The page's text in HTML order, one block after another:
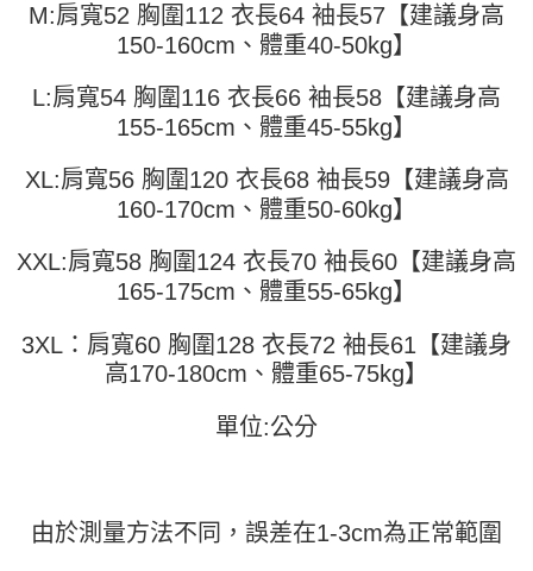
成交易。
3.實際核准額度、可分期數及費用金額請依後續交易確認頁面所載為準。
4.訂單成立30分鐘內，如未前往確認交易或遇審核未通過，訂單將自動取
法說明評估內容。
【繳款方式說明】
1.分期款項不併入電信帳單，「大哥付你分期」於每月結算日後寄送繳費提
2.透過簡訊連結打開帳單後，可選擇「超商條碼／台灣大直營門市／銀行轉
帳／街口支付／iPASS MONEY」等通路繳費。
【注意事項】
1.本服務係由「台灣大哥大股份有限公司」（以下簡稱本公司）所提供，讓
用戶於交易時，得透過本服務購買商品或服務，並由商店將買賣／分期付款
買賣價金債權讓與本公司後，依約使用本公司帳單繳交帳款。
2.基於同意付款使用「大哥付你分期」之契約關係目的，商店將以您的個人
資料（包含姓名、電話或地址）提供予台灣大哥大進項蒐集、處理及利用，
由本公司與您本人進行分期帳單所需資料之確認、核對及更正。
AFTEE先享後付是「在收到商品之後才付款」的支付方式。 讓您購物簡單
２．便利：只要手機號碼，簡訊認證，即可結帳。
３．安心：先確認商品／服務後，再付款。
１．於結帳方式選擇「AFTEE先享後付」後，將跳轉至「AFTEE先享後付」
結帳頁面，進行簡訊認證並確認金額後，即可完成結帳。
２．訂單成立數日內，您將收到繳費通知簡訊。
ATM／網路銀行／等多元方式進行付款，方視為交易完成。
※ 請注意：結帳手續完成當下不需立刻繳費，但若您需要取消訂單，請聯絡
購買商品的店家。未經商家同意取消之訂單仍視為有效，需透過AFTEE先享
※ 交易是否成功請以「AFTEE先享後付 」之結帳頁面顯示為準，若有關於
是否繳費成功／繳費後需取消欲退款等相關疑問，請聯繫「AFTEE先享後付
客戶支援中心」 https://netprotections.freshdesk.com/support/home
https://aftee.tw/terms/#terms3
ATM付款
全家取貨付款
付款 後全家取貨
7-11取貨付款
每筆NT$45，滿NT$499(含以上)免運費
付款 後7-11取貨
每筆NT$45，滿NT$499(含以上)免運費
M:肩寬52 胸圍112 衣長64 袖長57【建議身高
150-160cm、體重40-50kg】
L:肩寬54 胸圍116 衣長66 袖長58【建議身高
155-165cm、體重45-55kg】
XL:肩寬56 胸圍120 衣長68 袖長59【建議身高
160-170cm、體重50-60kg】
XXL:肩寬58 胸圍124 衣長70 袖長60【建議身高
165-175cm、體重55-65kg】
3XL：肩寬60 胸圍128 衣長72 袖長61【建議身
高170-180cm、體重65-75kg】
單位:公分
由於測量方法不同，誤差在1-3cm為正常範圍